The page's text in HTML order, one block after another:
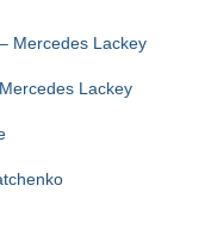
Mercedes Lackey
Lackey